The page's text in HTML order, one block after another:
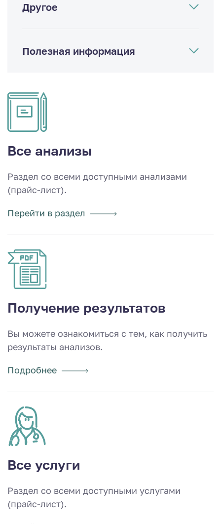
Другое
Полезная информация
Все анализы
Раздел со всеми доступными анализами
(прайс-лист).
Перейти в раздел
Получение результатов
Вы можете ознакомиться с тем, как получить
результаты анализов.
Подробнее
Все услуги
Раздел со всеми доступными услугами
(прайс-лист).